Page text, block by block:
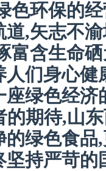
色环保的
道,矢志不
富含生命
人们身心
座绿色经济
的期待,山
的绿色食
坚持严苛